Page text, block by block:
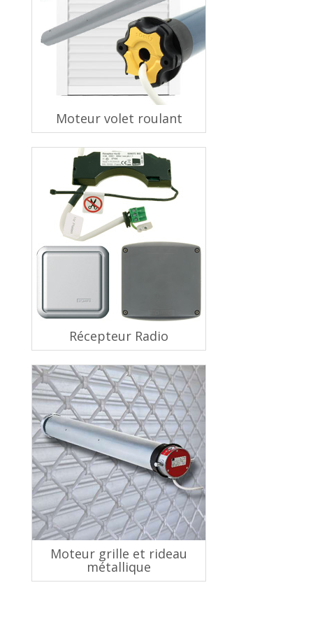
Moteur volet roulant
Récepteur Radio
Moteur grille et rideau
métallique